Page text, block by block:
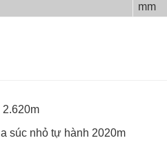
mm
súc nhỏ tự hành 2020m